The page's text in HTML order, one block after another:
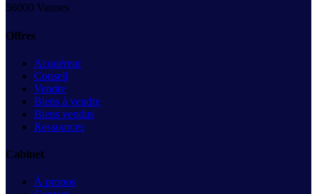
56000 Vannes
Offres
Acquéreur
Conseil
Vendre
Biens à vendre
Biens vendus
Ressources
Cabinet
À propos